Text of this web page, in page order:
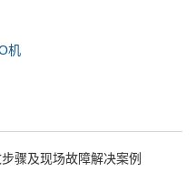
机
骤及现场故障解决案例